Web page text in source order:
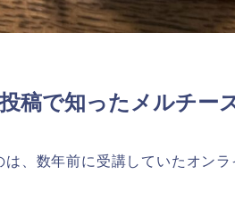
稿で知ったメルチー
は、数年前に受講していたオン